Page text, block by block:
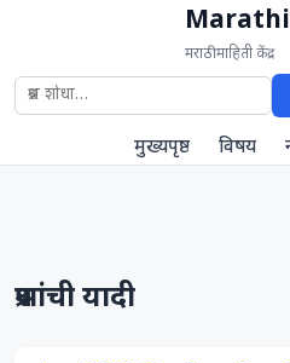
मराठी माहिती केंद्र
मुख्यपृष्ठ विषय
प्रश्नांची यादी